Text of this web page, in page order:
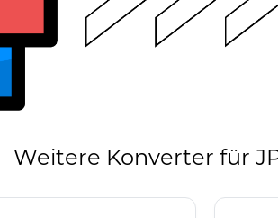
Weitere Konverter für